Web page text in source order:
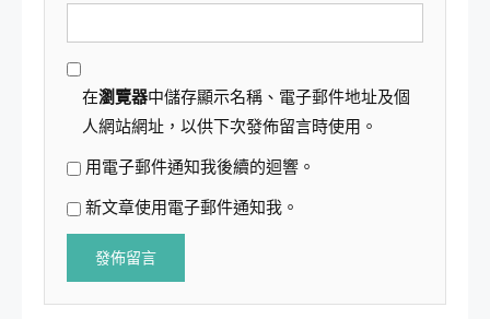
在瀏覽器中儲存顯示名稱、電子郵件地址及個
人網站網址，以供下次發佈留言時使用。
用電子郵件通知我後續的迴響。
新文章使用電子郵件通知我。